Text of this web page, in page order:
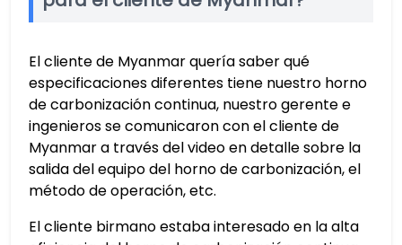
El cliente de Myanmar quería saber qué
especificaciones diferentes tiene nuestro horno
de carbonización continua, nuestro gerente e
ingenieros se comunicaron con el cliente de
Myanmar a través del video en detalle sobre la
salida del equipo del horno de carbonización, el
método de operación, etc.
El cliente birmano estaba interesado en la alta